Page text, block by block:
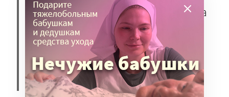
безопасность ребенка, ведь она
в типичном случае имеет
защитный характер и
направлена на потенциального
обидчика малыша.